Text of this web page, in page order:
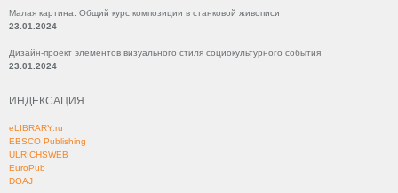
Малая картина. Общий курс композиции в станковой живописи
23.01.2024
Дизайн-проект элементов визуального стиля социокультурного события
23.01.2024
ИНДЕКСАЦИЯ
eLIBRARY.ru
EBSCO Publishing
ULRICHSWEB
EuroPub
DOAJ